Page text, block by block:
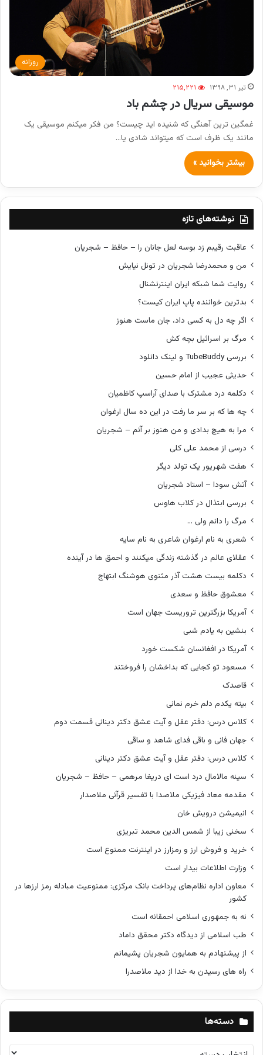
روزانه
تیر ۳۱, ۱۳۹۸ ۲۱۵,۲۲۱
موسیقی سریال در چشم باد
غمگین ترین آهنگی که شنیده اید چیست؟ من فکر میکنم موسیقی یک
مانند یک ظرف است که میتواند شادی یا…
بیشتر بخوانید »
نوشته‌های تازه
عاقبت رقیبم زد بوسه لعل جانان را – حافظ – شجریان
من و محمدرضا شجریان در تونل نیایش
روایت شما شبکه ایران اینترنشنال
بدترین خواننده پاپ ایران کیست؟
اگر چه دل به کسی داد، جان ماست هنوز
مرگ بر اسرائیل بچه کش
بررسی TubeBuddy و لینک دانلود
حدیثی عجیب از امام حسین
دکلمه درد مشترک با صدای آراسپ کاظمیان
چه ها که بر سر ما رفت در این ده سال ارغوان
مرا به هیچ بدادی و من هنوز بر آنم – شجریان
درسی از محمد علی کلی
هفت شهریور یک تولد دیگر
آتش سودا – استاد شجریان
بررسی ابتذال در کلاب هاوس
مرگ را دانم ولی …
شعری به نام ارغوان شاعری به نام سایه
عقلای عالم در گذشته زندگی میکنند و احمق ها در آینده
دکلمه بیست هشت آذر مثنوی هوشنگ ابتهاج
معشوق حافظ و سعدی
آمریکا بزرگترین تروریست جهان است
بنشین به یادم شبی
آمریکا در افغانسان شکست خورد
مسعود تو کجایی که بداخشان را فروختند
قاصدک
بیته یکدم دلم خرم نمانی
کلاس درس: دفتر عقل و آیت عشق دکتر دینانی قسمت دوم
جهان فانی و باقی فدای شاهد و ساقی
کلاس درس: دفتر عقل و آیت عشق دکتر دینانی
سینه مالامال درد است ای دریغا مرهمی – حافظ – شجریان
مقدمه معاد فیزیکی ملاصدا با تفسیر قرآنی ملاصدار
انیمیشن درویش خان
سخنی زیبا از شمس الدین محمد تبریزی
خرید و فروش ارز و رمزارز در اینترنت ممنوع است
وزارت اطلاعات بیدار است
معاون اداره نظام‌های پرداخت بانک مرکزی: ممنوعیت مبادله رمز ارزها در
کشور
نه به جمهوری اسلامی احمقانه است
طب اسلامی از دیدگاه دکتر محقق داماد
از پیشنهادم به همایون شجریان پشیمانم
راه های رسیدن به خدا از دید ملاصدرا
دسته‌ها
د